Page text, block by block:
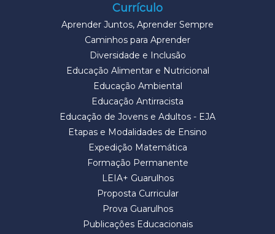
Currículo
Aprender Juntos, Aprender Sempre
Caminhos para Aprender
Diversidade e Inclusão
Educação Alimentar e Nutricional
Educação Ambiental
Educação Antirracista
Educação de Jovens e Adultos - EJA
Etapas e Modalidades de Ensino
Expedição Matemática
Formação Permanente
LEIA+ Guarulhos
Proposta Curricular
Prova Guarulhos
Publicações Educacionais